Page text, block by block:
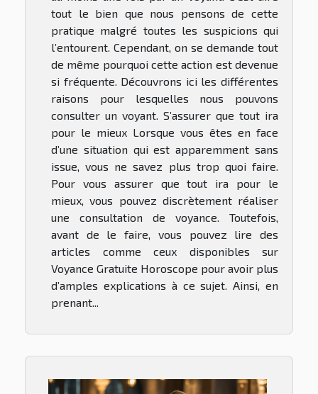
tout le bien que nous pensons de cette
pratique malgré toutes les suspicions qui
l’entourent. Cependant, on se demande tout
de même pourquoi cette action est devenue
si fréquente. Découvrons ici les différentes
raisons pour lesquelles nous pouvons
consulter un voyant. S’assurer que tout ira
pour le mieux Lorsque vous êtes en face
d’une situation qui est apparemment sans
issue, vous ne savez plus trop quoi faire.
Pour vous assurer que tout ira pour le
mieux, vous pouvez discrètement réaliser
une consultation de voyance. Toutefois,
avant de le faire, vous pouvez lire des
articles comme ceux disponibles sur
Voyance Gratuite Horoscope pour avoir plus
d’amples explications à ce sujet. Ainsi, en
prenant...